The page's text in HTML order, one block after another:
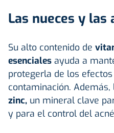
Las nueces y las
Su alto contenido de
esenciales ayuda a
protegerla de los
contaminación. Además,
zinc, un mineral clave
y para el control del